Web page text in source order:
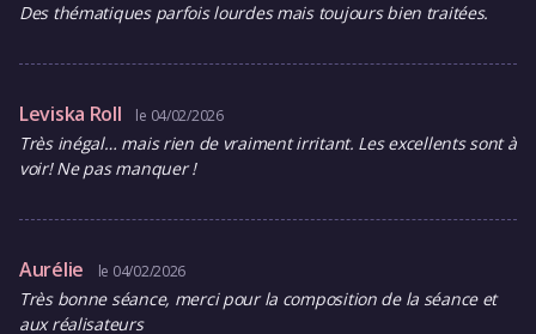
Des thématiques parfois lourdes mais toujours bien traitées.
Leviska Roll le 04/02/2026
Très inégal… mais rien de vraiment irritant. Les excellents sont à
voir! Ne pas manquer !
Aurélie le 04/02/2026
Très bonne séance, merci pour la composition de la séance et
aux réalisateurs